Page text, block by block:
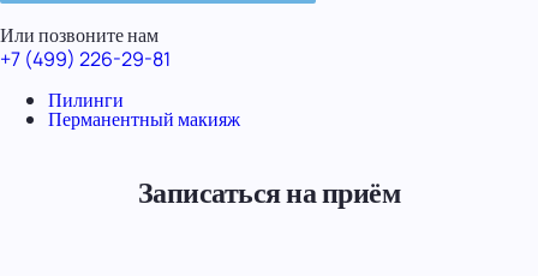
Или позвоните нам
+7 (499) 226-29-81
Пилинги
Перманентный макияж
Записаться на приём